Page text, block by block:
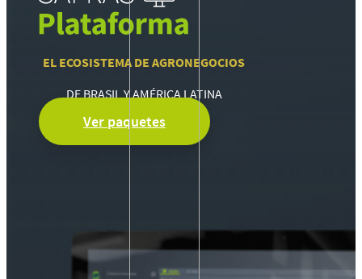
EL ECOSISTEMA DE AGRONEGOCIOS
DE BRASIL Y AMÉRICA LATINA
Ver paquetes